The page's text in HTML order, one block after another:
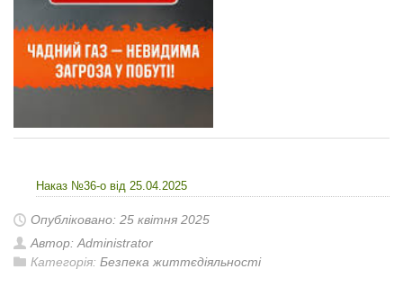
Наказ №36-о від 25.04.2025
Опубліковано: 25 квітня 2025
Автор: Administrator
Категорія: Безпека життєдіяльності